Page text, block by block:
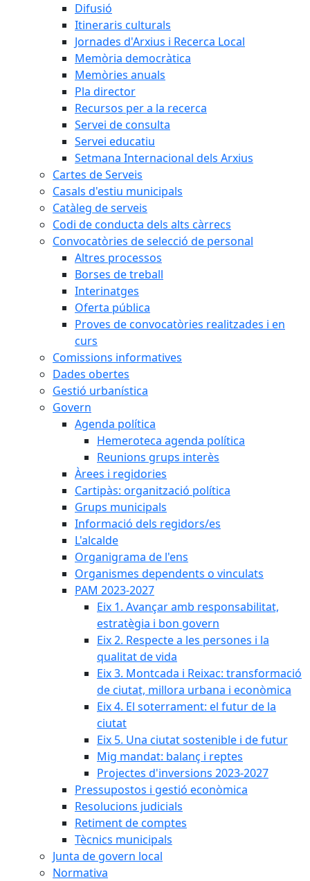
Difusió
Itineraris culturals
Jornades d'Arxius i Recerca Local
Memòria democràtica
Memòries anuals
Pla director
Recursos per a la recerca
Servei de consulta
Servei educatiu
Setmana Internacional dels Arxius
Cartes de Serveis
Casals d'estiu municipals
Catàleg de serveis
Codi de conducta dels alts càrrecs
Convocatòries de selecció de personal
Altres processos
Borses de treball
Interinatges
Oferta pública
Proves de convocatòries realitzades i en
curs
Comissions informatives
Dades obertes
Gestió urbanística
Govern
Agenda política
Hemeroteca agenda política
Reunions grups interès
Àrees i regidories
Cartipàs: organització política
Grups municipals
Informació dels regidors/es
L'alcalde
Organigrama de l'ens
Organismes dependents o vinculats
PAM 2023-2027
Eix 1. Avançar amb responsabilitat,
estratègia i bon govern
Eix 2. Respecte a les persones i la
qualitat de vida
Eix 3. Montcada i Reixac: transformació
de ciutat, millora urbana i econòmica
Eix 4. El soterrament: el futur de la
ciutat
Eix 5. Una ciutat sostenible i de futur
Mig mandat: balanç i reptes
Projectes d'inversions 2023-2027
Pressupostos i gestió econòmica
Resolucions judicials
Retiment de comptes
Tècnics municipals
Junta de govern local
Normativa